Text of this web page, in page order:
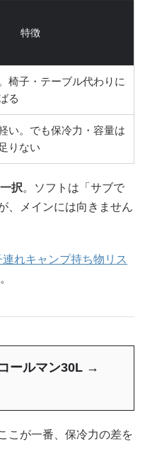
特徴
椅子・テーブル代わりに
る
い。でも保冷力・容量は
りない
択。ソフトは「サブで
、メインには向きません
連れキャンプ持ち物リス
ールマン30L →
こが一番、保冷力の差を